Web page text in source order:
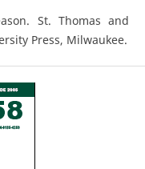
St. Thomas and
Press, Milwaukee.